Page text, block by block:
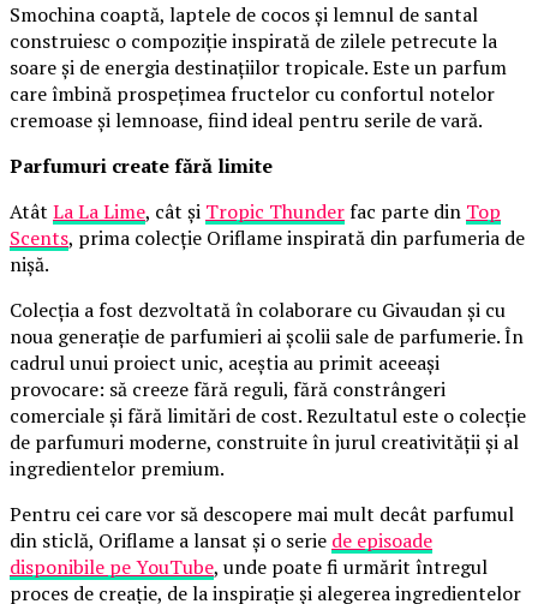
Smochina coaptă, laptele de cocos și lemnul de santal
construiesc o compoziție inspirată de zilele petrecute la
soare și de energia destinațiilor tropicale. Este un parfum
care îmbină prospețimea fructelor cu confortul notelor
cremoase și lemnoase, fiind ideal pentru serile de vară.
Parfumuri create fără limite
Atât La La Lime, cât și Tropic Thunderfac parte din Top
Scents, prima colecție Oriflame inspirată din parfumeria de
nișă.
Colecția a fost dezvoltată în colaborare cu Givaudan și cu
noua generație de parfumieri ai școlii sale de parfumerie. În
cadrul unui proiect unic, aceștia au primit aceeași
provocare: să creeze fără reguli, fără constrângeri
comerciale și fără limitări de cost. Rezultatul este o colecție
de parfumuri moderne, construite în jurul creativității și al
ingredientelor premium.
Pentru cei care vor să descopere mai mult decât parfumul
din sticlă, Oriflame a lansat și o serie de episoade
disponibile pe YouTube, unde poate fi urmărit întregul
proces de creație, de la inspirație și alegerea ingredientelor